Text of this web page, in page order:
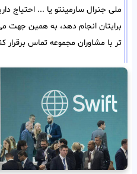
ملی جنرال سارمینتو یا ... احتیاج
برایتان انجام دهد، به همین
تر با مشاوران مجموعه تماس برقرار